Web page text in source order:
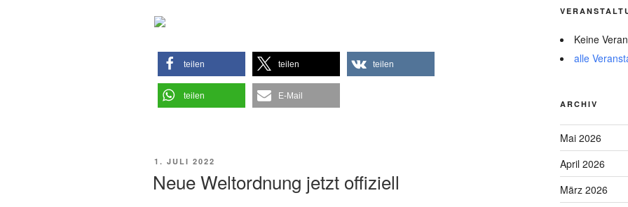
teilen teilen teilen
teilen E-Mail
VERÖFFENTLICHT
1. JULI 2022
Neue Weltordnung jetzt offiziell
Keine
alle
ARCHIV
Mai 2026
April 2026
März 2026